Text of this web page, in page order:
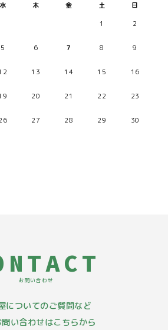
水 木 金 土
日
1
2
5 6 7 8 9
13 14 15 16
20 21 22 23
27 28 29 30
お問い合わせ
についてのご質問など
い合わせはこちらから